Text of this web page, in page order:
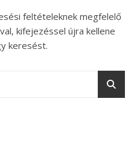
feltételeknek megfelelő
kifejezéssel újra kellene
keresést.